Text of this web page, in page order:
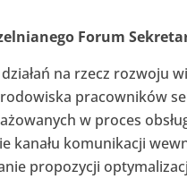
Forum
na rzecz rozwoju
pracowników
w proces
kanału komunikacji
propozycji